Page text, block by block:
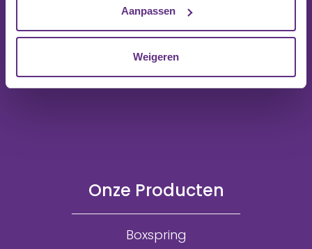
Aanpassen
Weigeren
Onze Producten
Boxspring